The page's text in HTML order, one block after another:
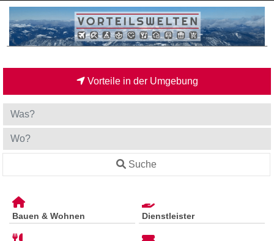
Vorteile in der Umgebung
Suche
Bauen & Wohnen Dienstleister